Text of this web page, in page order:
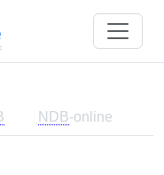
NDB-online